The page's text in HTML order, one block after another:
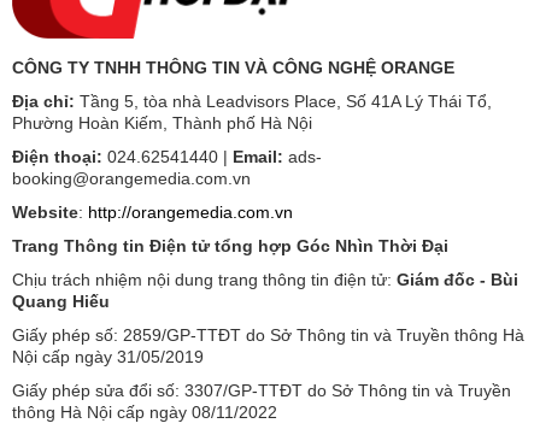
CÔNG TY TNHH THÔNG TIN VÀ CÔNG NGHỆ ORANGE
Địa chỉ: Tầng 5, tòa nhà Leadvisors Place, Số 41A Lý Thái Tổ,
Phường Hoàn Kiếm, Thành phố Hà Nội
Điện thoại: 024.62541440 | Email: ads-
booking@orangemedia.com.vn
Website: http://orangemedia.com.vn
Trang Thông tin Điện tử tổng hợp Góc Nhìn Thời Đại
Chịu trách nhiệm nội dung trang thông tin điện tử: Giám đốc - Bùi
Quang Hiếu
Giấy phép số: 2859/GP-TTĐT do Sở Thông tin và Truyền thông Hà
Nội cấp ngày 31/05/2019
Giấy phép sửa đổi số: 3307/GP-TTĐT do Sở Thông tin và Truyền
thông Hà Nội cấp ngày 08/11/2022